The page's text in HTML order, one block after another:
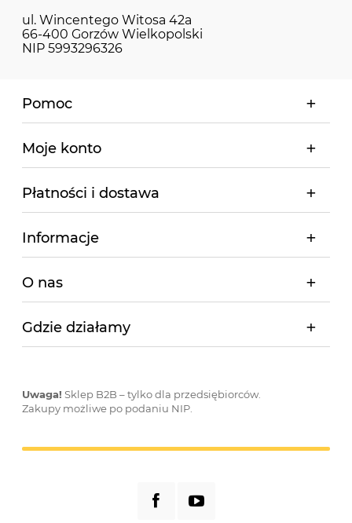
ul. Wincentego Witosa 42a
66-400 Gorzów Wielkopolski
NIP 5993296326
Pomoc
Moje konto
Płatności i dostawa
Informacje
O nas
Gdzie działamy
Uwaga! Sklep B2B – tylko dla przedsiębiorców.
Zakupy możliwe po podaniu NIP.